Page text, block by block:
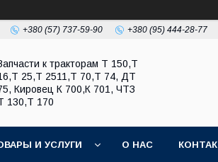
+380 (57) 737-59-90 +380 (95) 444-28-77
к тракторам Т 150,Т
25,Т 2511,Т 70,Т 74, ДТ
Кировец К 700,К 701, ЧТЗ
130,Т 170
И УСЛУГИ О НАС